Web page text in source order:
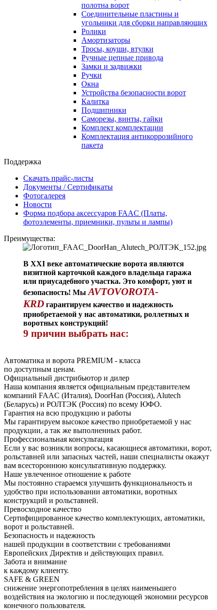
полотна ворот
Соединительные пластины и
угольники для сборки направляющих
Ролики
Амортизаторы
Тросы, коуши, втулки
Ручные цепные привода
Замки и задвижки
Ручки
Окна
Устройства безопасности ворот
Калитка
Подшипники
Саморезы, винты, гайки
Комплект комплектации
Комплектация антикоррозийного
пакета
Поддержка
Скачать прайс-листы
Документы / Сертификаты
Фотогалерея
Новости
Форма подбора аксессуаров FAAC (Платы,
фотоэлементы, приемники, пульты и лампы)
Преимущества:
В XXI веке автоматические ворота являются
визитной карточкой каждого владельца гаража
или приусадебного участка. Это комфорт, уют и
безопасность! Мы AVTOVOROTA-
KRD гарантируем качество и надежность
приобретаемой у нас автоматики, роллетных и
воротных конструкций!
9 причин выбрать нас:
Автоматика и ворота PREMIUM - класса
по доступным ценам.
Официальный дистрибьютор и дилер
Наша компания является официальным представителем
компаний FAAC (Италия), DoorHan (Россия), Alutech
(Беларусь) и РОЛТЭК (Россия) по всему ЮФО.
Гарантия на всю продукцию и работы
Мы гарантируем высокое качество приобретаемой у нас
продукции, а так же выполненных работ.
Профессиональная консультация
Если у вас возникли вопросы, касающиеся автоматики, ворот,
рольставней или запасных частей, наши специалисты окажут
вам всестороннюю консультативную поддержку.
Наше увлеченное отношение к работе
Мы постоянно стараемся улучшить функциональность и
удобство при использовании автоматики, воротных
конструкций и рольставней.
Превосходное качество
Сертифицированное качество комплектующих, автоматики,
ворот и рольставней.
Безопасность и надежность
нашей продукции в соответствии с требованиями
Европейских Директив и действующих правил.
Забота и внимание
к каждому клиенту.
SAFE & GREEN
снижение энергопотребления в целях наименьшего
воздействия на экологию и последующей экономии ресурсов
конечного пользователя.